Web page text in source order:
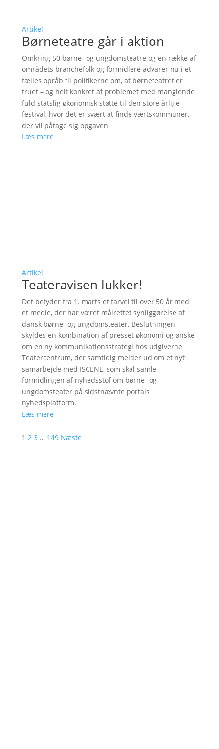
Artikel
Børneteatre går i aktion
Omkring 50 børne- og ungdomsteatre og en række af
områdets branchefolk og formidlere advarer nu i et
fælles opråb til politikerne om, at børneteatret er
truet – og helt konkret af problemet med manglende
fuld statslig økonomisk støtte til den store årlige
festival, hvor det er svært at finde værtskommuner,
der vil påtage sig opgaven.
Læs mere
Artikel
Teateravisen lukker!
Det betyder fra 1. marts et farvel til over 50 år med
et medie, der har været målrettet synliggørelse af
dansk børne- og ungdomsteater. Beslutningen
skyldes en kombination af presset økonomi og ønske
om en ny kommunikationsstrategi hos udgiverne
Teatercentrum, der samtidig melder ud om et nyt
samarbejde med ISCENE, som skal samle
formidlingen af nyhedsstof om børne- og
ungdomsteater på sidstnævnte portals
nyhedsplatform.
Læs mere
1 2 3 … 149 Næste